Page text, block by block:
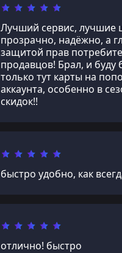
Лучший сервис, лучшие
прозрачно, надёжно, а
защитой прав
продавцов! Брал, и буду
только тут карты на
аккаунта, особенно в
скидок!!
быстро удобно, как
отлично! быстро